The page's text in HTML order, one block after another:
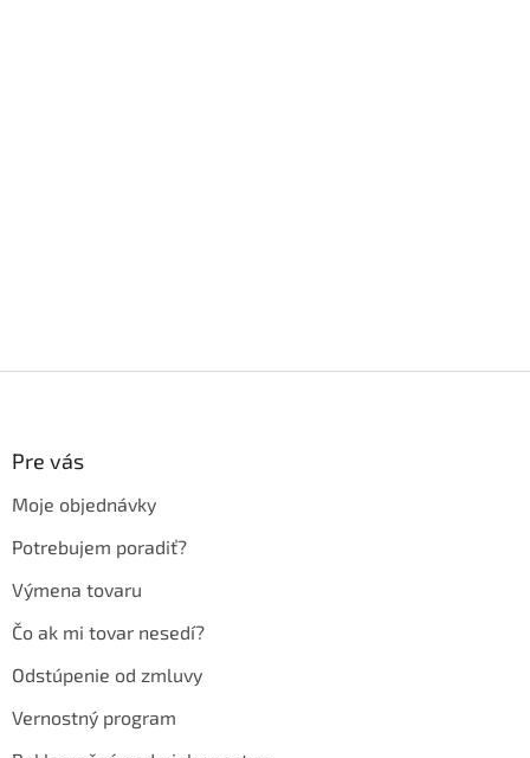
Pre vás
Moje objednávky
Potrebujem poradiť?
Výmena tovaru
Čo ak mi tovar nesedí?
Odstúpenie od zmluvy
Vernostný program